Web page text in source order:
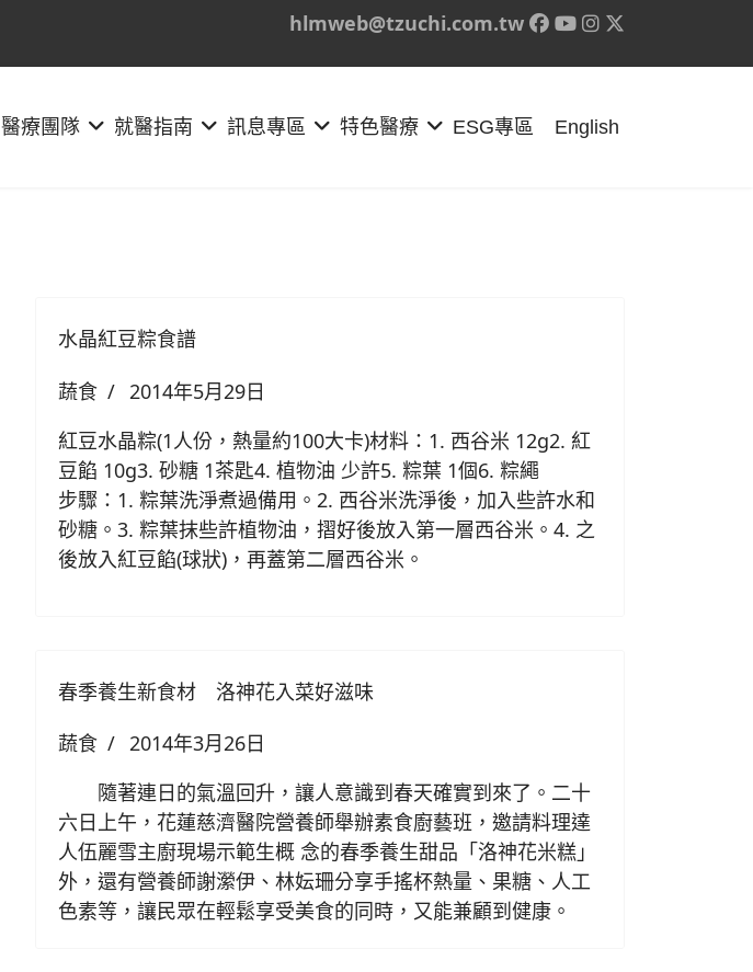
hlmweb@tzuchi.com.tw
醫療團隊 就醫指南 訊息專區 特色醫療 ESG專區 English
水晶紅豆粽食譜
蔬食
2014年5月29日
紅豆水晶粽(1人份，熱量約100大卡)材料：1. 西谷米 12g2. 紅
豆餡 10g3. 砂糖 1茶匙4. 植物油 少許5. 粽葉 1個6. 粽繩
步驟：1. 粽葉洗淨煮過備用。2. 西谷米洗淨後，加入些許水和
砂糖。3. 粽葉抹些許植物油，摺好後放入第一層西谷米。4. 之
後放入紅豆餡(球狀)，再蓋第二層西谷米。
春季養生新食材 洛神花入菜好滋味
蔬食
2014年3月26日
隨著連日的氣溫回升，讓人意識到春天確實到來了。二十
六日上午，花蓮慈濟醫院營養師舉辦素食廚藝班，邀請料理達
人伍麗雪主廚現場示範生概 念的春季養生甜品「洛神花米糕」
外，還有營養師謝瀠伊、林妘珊分享手搖杯熱量、果糖、人工
色素等，讓民眾在輕鬆享受美食的同時，又能兼顧到健康。